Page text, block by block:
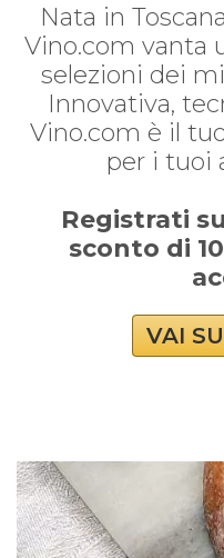
Nata in
Vino.com vanta
selezioni dei
Innovativa,
Vino.com è il
per i tuoi
Registrati
sconto di
VAI